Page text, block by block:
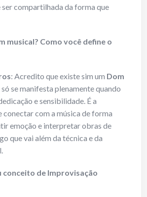
ser compartilhada da forma que
musical? Como você define o
: Acredito que existe sim um Dom
só se manifesta plenamente quando
e sensibilidade. É a
conectar com a música de forma
emoção e interpretar obras de
que vai além da técnica e da
conceito de Improvisação